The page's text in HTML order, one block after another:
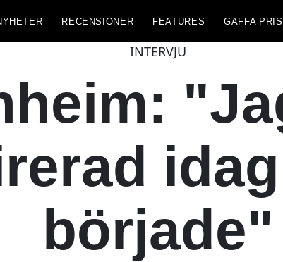
RECENSIONER FEATURES GAFFA
INTERVJU
började"